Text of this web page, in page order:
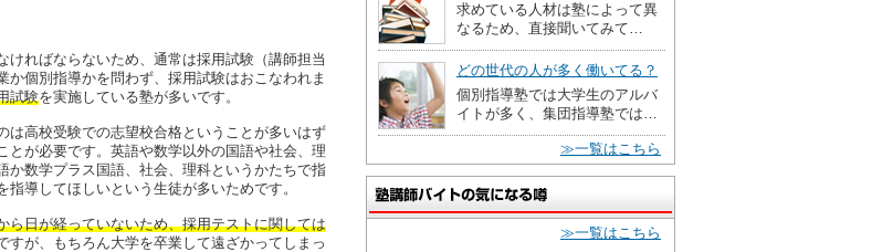
ればならないため、通常は採用試験（講師担当
個別指導かを問わず、採用試験はおこなわれま
試験を実施している塾が多いです。
高校受験での志望校合格ということが多いはず
が必要です。英語や数学以外の国語や社会、理
数学プラス国語、社会、理科というかたちで指
導してほしいという生徒が多いためです。
日が経っていないため、採用テストに関しては
が、もちろん大学を卒業して遠ざかってしまっ
求めている人材は塾によって異
なるため、直接聞いてみて…
どの世代の人が多く働いてる？
個別指導塾では大学生のアルバ
イトが多く、集団指導塾では…
≫一覧はこちら
≫一覧はこちら